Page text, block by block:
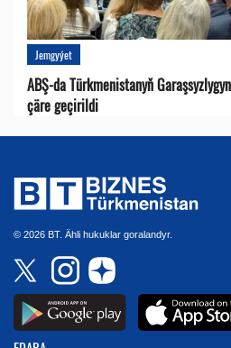
Jemgyýet
ABŞ-da Türkmenistanyň
çäre geçirildi
© 2026 BT. Ähli hukuklar goralandyr.